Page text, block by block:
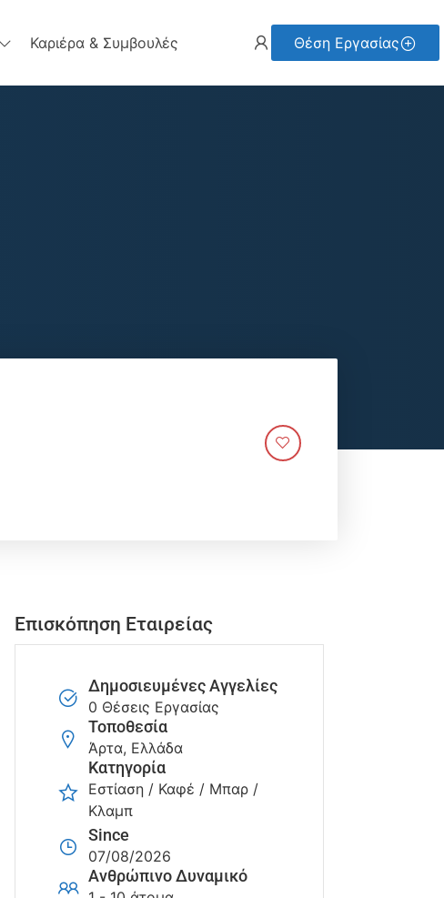
Καριέρα & Συμβουλές Θέση Εργασίας
Επισκόπηση Εταιρείας
Δημοσιευμένες Αγγελίες
0 Θέσεις Εργασίας
Τοποθεσία
Άρτα, Ελλάδα
Κατηγορία
Εστίαση / Καφέ / Μπαρ /
Κλαμπ
Since
07/08/2026
Ανθρώπινο Δυναμικό